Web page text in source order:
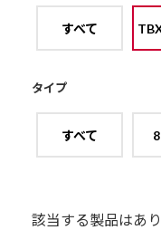
すべて
タイプ
すべて
該当する製品はあ